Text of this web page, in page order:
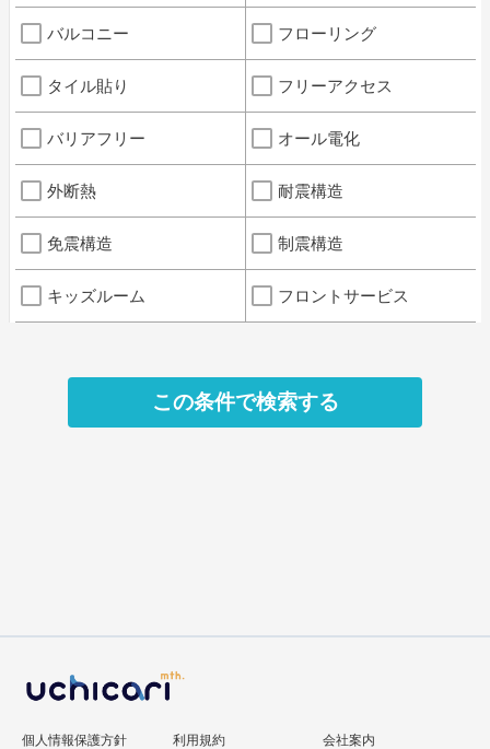
バルコニー フローリング
タイル貼り フリーアクセス
バリアフリー オール電化
外断熱 耐震構造
免震構造 制震構造
キッズルーム フロントサービス
個人情報保護方針 利用規約 会社案内